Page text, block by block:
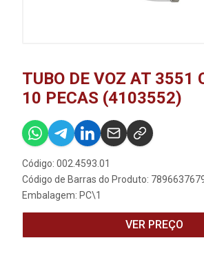
TUBO DE VOZ AT 3551
10 PECAS (4103552)
Código: 002.4593.01
Código de Barras do Produto:
Embalagem: PC\1
VER PREÇO